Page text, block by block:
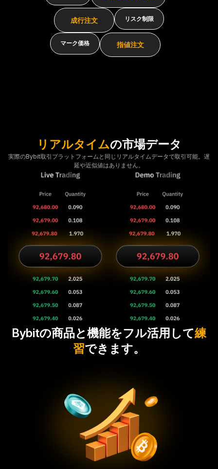
成行注文 リスク制限
マーク価格 指値注文
リアルタイムの市場データ
実際のBybit取引プラットフォームと同じリアルタイムデータで取引可能。遅
延や近似値はありません。
Bybitの商品と機能をフル活用して練
習できます。